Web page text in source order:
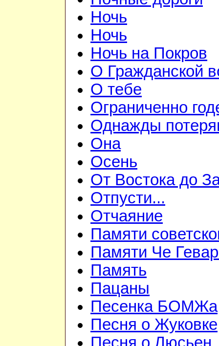
Ночь
Ночь
Ночь на Покров
О Гражданской
О тебе
Ограниченно
Однажды
Она
Осень
От Востока до
Отпусти...
Отчаяние
Памяти
Памяти Че
Память
Пацаны
Песенка БОМЖа
Песня о Жуковке